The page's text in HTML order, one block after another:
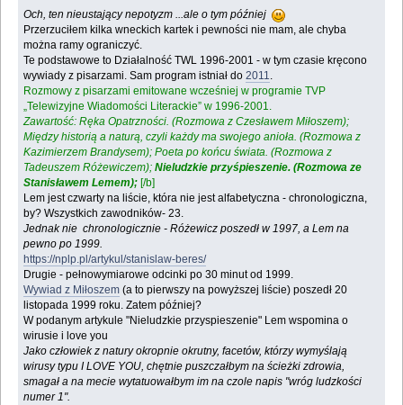
Och, ten nieustający nepotyzm ...ale o tym później
Przerzuciłem kilka wneckich kartek i pewności nie mam, ale chyba
można ramy ograniczyć.
Te podstawowe to Działalność TWL 1996-2001 - w tym czasie kręcono
wywiady z pisarzami. Sam program istniał do2011.
Rozmowy z pisarzami emitowane wcześniej w programie TVP
„Telewizyjne Wiadomości Literackie” w 1996-2001.
Zawartość: Ręka Opatrzności. (Rozmowa z Czesławem Miłoszem);
Między historią a naturą, czyli każdy ma swojego anioła. (Rozmowa z
Kazimierzem Brandysem); Poeta po końcu świata. (Rozmowa z
Tadeuszem Różewiczem); Nieludzkie przyśpieszenie. (Rozmowa ze
Stanisławem Lemem); [/b]
Lem jest czwarty na liście, która nie jest alfabetyczna - chronologiczna,
by? Wszystkich zawodników- 23.
Jednak nie chronologicznie - Różewicz poszedł w 1997, a Lem na
pewno po 1999.
https://nplp.pl/artykul/stanislaw-beres/
Drugie - pełnowymiarowe odcinki po 30 minut od 1999.
Wywiad z Miłoszem (a to pierwszy na powyższej liście) poszedł 20
listopada 1999 roku. Zatem później?
W podanym artykule "Nieludzkie przyspieszenie" Lem wspomina o
wirusie i love you
Jako człowiek z natury okropnie okrutny, facetów, którzy wymyślają
wirusy typu I LOVE YOU, chętnie puszczałbym na ścieżki zdrowia,
smagał a na mecie wytatuowałbym im na czole napis "wróg ludzkości
numer 1".